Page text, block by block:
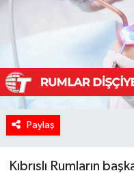
Paylaş
Kıbrıslı Rumların